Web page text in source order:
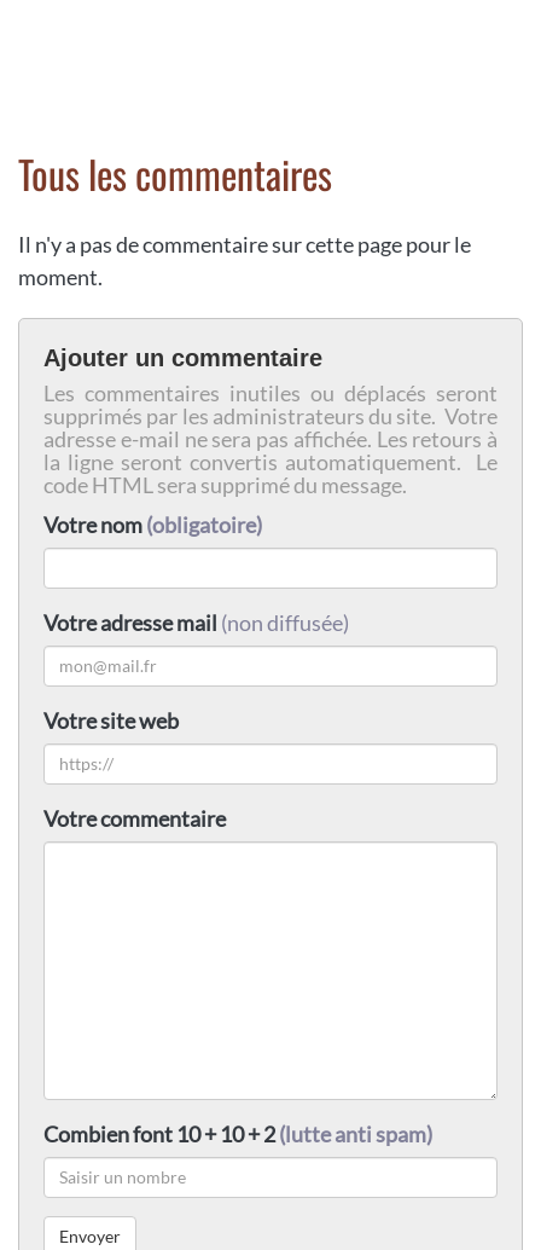
Tous les commentaires
Il n'y a pas de commentaire sur cette page pour le
moment.
Ajouter un commentaire
Les commentaires inutiles ou déplacés seront
supprimés par les administrateurs du site. Votre
adresse e-mail ne sera pas affichée. Les retours à
la ligne seront convertis automatiquement. Le
code HTML sera supprimé du message.
Votre nom(obligatoire)
Votre adresse mail (non diffusée)
Votre site web
Votre commentaire
Combien font 10 + 10 + 2(lutte anti spam)